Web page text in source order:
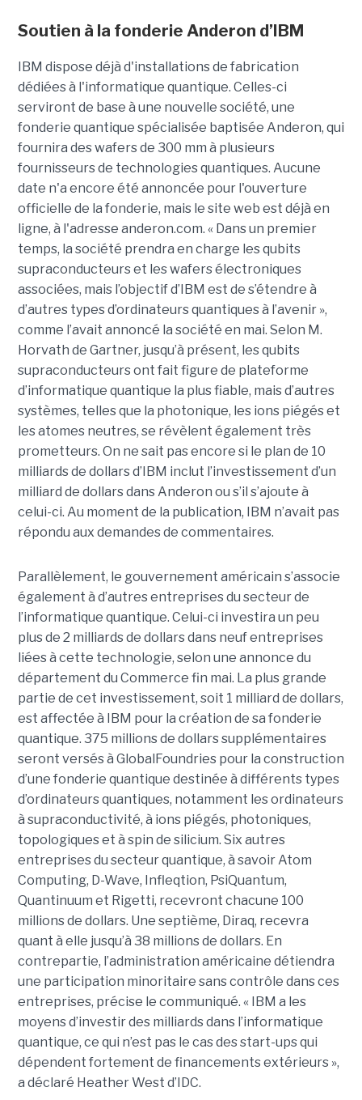
Soutien à la fonderie Anderon d’IBM
IBM dispose déjà d'installations de fabrication
dédiées à l'informatique quantique. Celles-ci
serviront de base à une nouvelle société, une
fonderie quantique spécialisée baptisée Anderon, qui
fournira des wafers de 300 mm à plusieurs
fournisseurs de technologies quantiques. Aucune
date n'a encore été annoncée pour l'ouverture
officielle de la fonderie, mais le site web est déjà en
ligne, à l'adresse anderon.com. « Dans un premier
temps, la société prendra en charge les qubits
supraconducteurs et les wafers électroniques
associées, mais l’objectif d’IBM est de s’étendre à
d’autres types d’ordinateurs quantiques à l’avenir »,
comme l’avait annoncé la société en mai. Selon M.
Horvath de Gartner, jusqu’à présent, les qubits
supraconducteurs ont fait figure de plateforme
d’informatique quantique la plus fiable, mais d’autres
systèmes, telles que la photonique, les ions piégés et
les atomes neutres, se révèlent également très
prometteurs. On ne sait pas encore si le plan de 10
milliards de dollars d’IBM inclut l’investissement d’un
milliard de dollars dans Anderon ou s’il s’ajoute à
celui-ci. Au moment de la publication, IBM n’avait pas
répondu aux demandes de commentaires.
Parallèlement, le gouvernement américain s’associe
également à d’autres entreprises du secteur de
l’informatique quantique. Celui-ci investira un peu
plus de 2 milliards de dollars dans neuf entreprises
liées à cette technologie, selon une annonce du
département du Commerce fin mai. La plus grande
partie de cet investissement, soit 1 milliard de dollars,
est affectée à IBM pour la création de sa fonderie
quantique. 375 millions de dollars supplémentaires
seront versés à GlobalFoundries pour la construction
d’une fonderie quantique destinée à différents types
d’ordinateurs quantiques, notamment les ordinateurs
à supraconductivité, à ions piégés, photoniques,
topologiques et à spin de silicium. Six autres
entreprises du secteur quantique, à savoir Atom
Computing, D-Wave, Infleqtion, PsiQuantum,
Quantinuum et Rigetti, recevront chacune 100
millions de dollars. Une septième, Diraq, recevra
quant à elle jusqu’à 38 millions de dollars. En
contrepartie, l’administration américaine détiendra
une participation minoritaire sans contrôle dans ces
entreprises, précise le communiqué. « IBM a les
moyens d’investir des milliards dans l’informatique
quantique, ce qui n’est pas le cas des start-ups qui
dépendent fortement de financements extérieurs »,
a déclaré Heather West d’IDC.